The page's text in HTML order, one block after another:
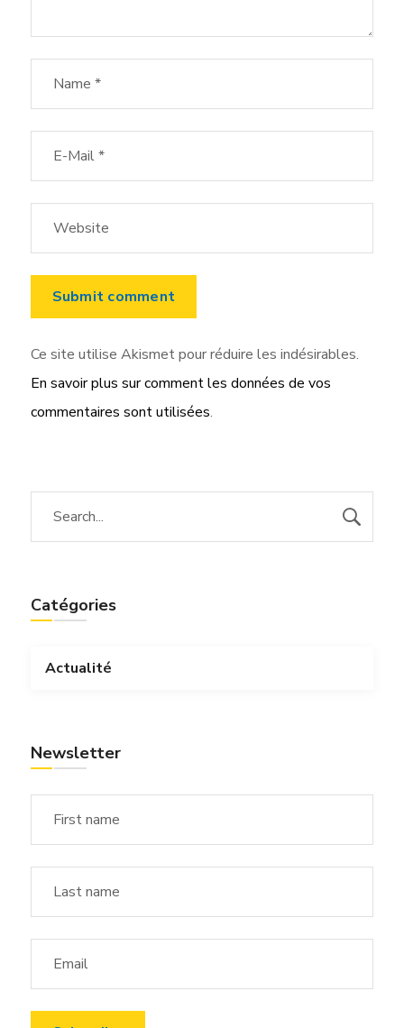
Ce site utilise Akismet pour réduire les indésirables.
En savoir plus sur comment les données de vos
commentaires sont utilisées.
Catégories
Actualité
Newsletter